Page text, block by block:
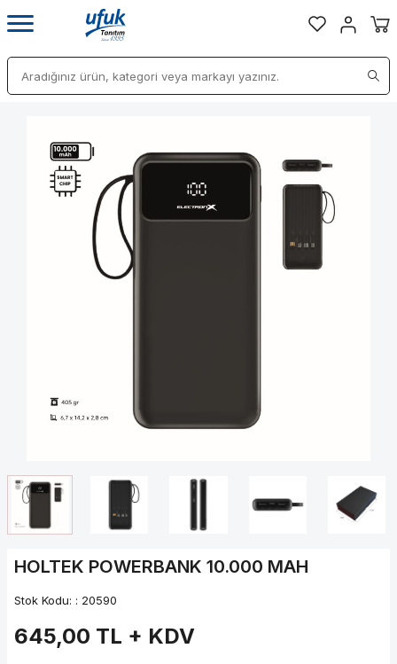
HOLTEK POWERBANK 10.000 MAH
Stok Kodu: : 20590
645,00 TL + KDV